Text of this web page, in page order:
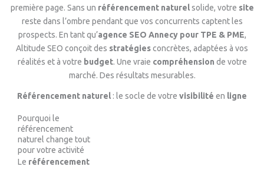
première page. Sans un référencement naturelsolide, votre site
reste dans l’ombre pendant que vos concurrents captent les
prospects. En tant qu’agence SEO Annecy pour TPE & PME,
Altitude SEO conçoit des stratégiesconcrètes, adaptées à vos
réalités et à votre budget. Une vraie compréhension de votre
marché. Des résultats mesurables.
Référencement naturel : le socle de votre visibilité en ligne​
Pourquoi le
référencement
naturel change tout
pour votre activité
Le référencement